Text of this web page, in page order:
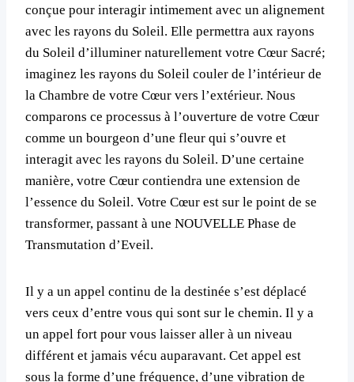
conçue pour interagir intimement avec un alignement
avec les rayons du Soleil. Elle permettra aux rayons
du Soleil d’illuminer naturellement votre Cœur Sacré;
imaginez les rayons du Soleil couler de l’intérieur de
la Chambre de votre Cœur vers l’extérieur. Nous
comparons ce processus à l’ouverture de votre Cœur
comme un bourgeon d’une fleur qui s’ouvre et
interagit avec les rayons du Soleil. D’une certaine
manière, votre Cœur contiendra une extension de
l’essence du Soleil. Votre Cœur est sur le point de se
transformer, passant à une NOUVELLE Phase de
Transmutation d’Eveil.
Il y a un appel continu de la destinée s’est déplacé
vers ceux d’entre vous qui sont sur le chemin. Il y a
un appel fort pour vous laisser aller à un niveau
différent et jamais vécu auparavant. Cet appel est
sous la forme d’une fréquence, d’une vibration de